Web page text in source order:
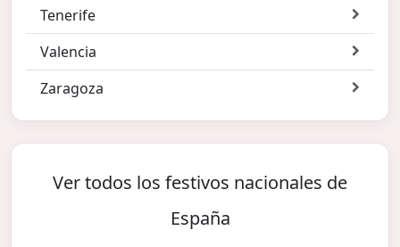
Tenerife
Valencia
Zaragoza
Ver todos los festivos nacionales de
España